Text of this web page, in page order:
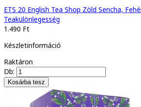
ETS 20 English Tea Shop Zöld Sencha,
Teakülönlegesség
1.490 Ft
Készletinformáció
Raktáron
Db: